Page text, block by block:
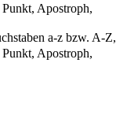
Apostroph,
a-z bzw. A-Z,
Apostroph,